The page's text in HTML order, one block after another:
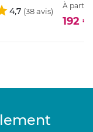
4,7
À partir
192 €